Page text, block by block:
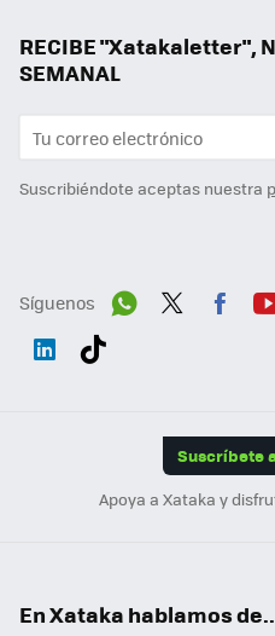
RECIBE "Xatakaletter",
SEMANAL
Suscribiéndote aceptas nuestra
Síguenos
Suscríbete
Apoya a Xataka y
En Xataka hablamos